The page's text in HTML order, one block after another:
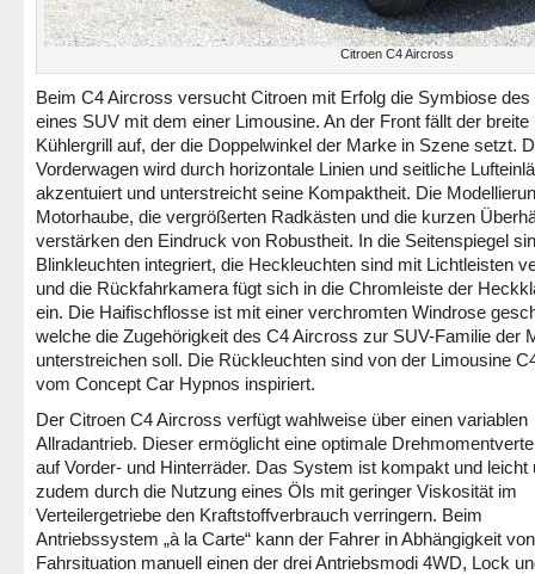
Citroen C4 Aircross
Beim C4 Aircross versucht Citroen mit Erfolg die Symbiose des
eines SUV mit dem einer Limousine. An der Front fällt der breite
Kühlergrill auf, der die Doppelwinkel der Marke in Szene setzt.
Vorderwagen wird durch horizontale Linien und seitliche
akzentuiert und unterstreicht seine Kompaktheit. Die
Motorhaube, die vergrößerten Radkästen und die kurzen
verstärken den Eindruck von Robustheit. In die Seitenspiegel
Blinkleuchten integriert, die Heckleuchten sind mit Lichtleisten
und die Rückfahrkamera fügt sich in die Chromleiste der
ein. Die Haifischflosse ist mit einer verchromten Windrose
welche die Zugehörigkeit des C4 Aircross zur SUV-Familie der
unterstreichen soll. Die Rückleuchten sind von der Limousine
vom Concept Car Hypnos inspiriert.
Der Citroen C4 Aircross verfügt wahlweise über einen variablen
Allradantrieb. Dieser ermöglicht eine optimale
auf Vorder- und Hinterräder. Das System ist kompakt und leicht
zudem durch die Nutzung eines Öls mit geringer Viskosität im
Verteilergetriebe den Kraftstoffverbrauch verringern. Beim
Antriebssystem „à la Carte“ kann der Fahrer in Abhängigkeit
Fahrsituation manuell einen der drei Antriebsmodi 4WD, Lock